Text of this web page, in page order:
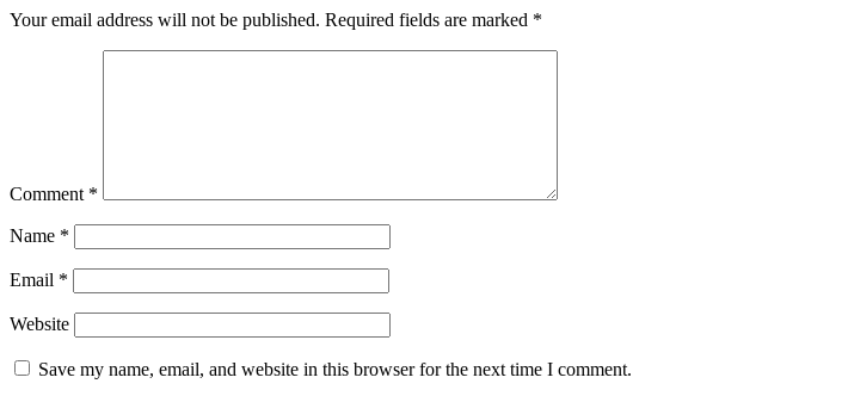
Your email address will not be published. Required fields are marked *
Comment *
Name *
Email *
Website
Save my name, email, and website in this browser for the next time I comment.